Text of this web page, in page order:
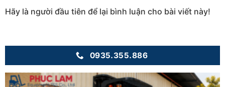
Hãy là người đầu tiên để lại bình luận cho bài viết này!
0935.355.886